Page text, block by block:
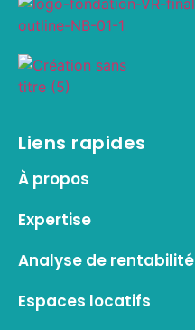
Liens rapides
À propos
Expertise
Analyse de rentabilité
Espaces locatifs